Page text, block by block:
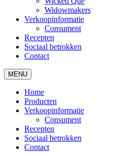
Widowmakers
Verkoopinformatie
Consument
Recepten
Sociaal betrokken
Contact
MENU
Home
Producten
Verkoopinformatie
Consument
Recepten
Sociaal betrokken
Contact